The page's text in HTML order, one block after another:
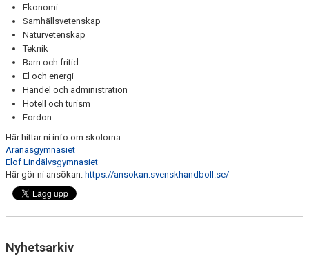
Ekonomi
Samhällsvetenskap
Naturvetenskap
Teknik
Barn och fritid
El och energi
Handel och administration
Hotell och turism
Fordon
Här hittar ni info om skolorna:
Aranäsgymnasiet
Elof Lindälvsgymnasiet
Här gör ni ansökan: https://ansokan.svenskhandboll.se/
Nyhetsarkiv